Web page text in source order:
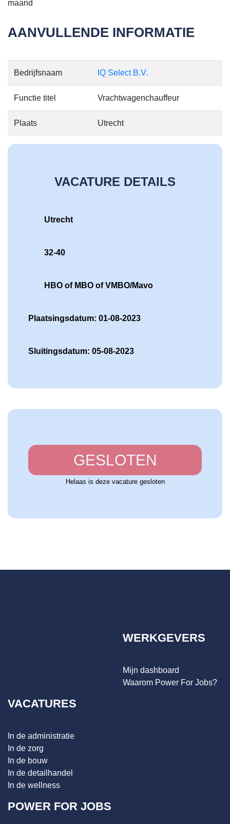
maand
AANVULLENDE INFORMATIE
Bedrijfsnaam IQ Select B.V.
Functie titel Vrachtwagenchauffeur
Plaats Utrecht
VACATURE DETAILS
Utrecht
32-40
HBO of MBO of VMBO/Mavo
Plaatsingsdatum: 01-08-2023
Sluitingsdatum: 05-08-2023
GESLOTEN
Helaas is deze vacature gesloten
WERKGEVERS
Mijn dashboard
Waarom Power For Jobs?
VACATURES
In de administratie
In de zorg
In de bouw
In de detailhandel
In de wellness
POWER FOR JOBS